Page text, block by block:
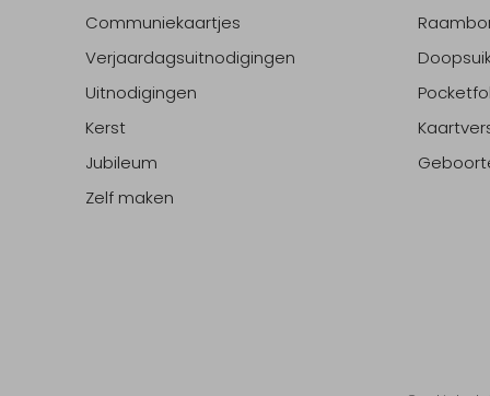
Communiekaartjes
Verjaardagsuitnodigingen
Uitnodigingen
Kerst
Jubileum
Zelf maken